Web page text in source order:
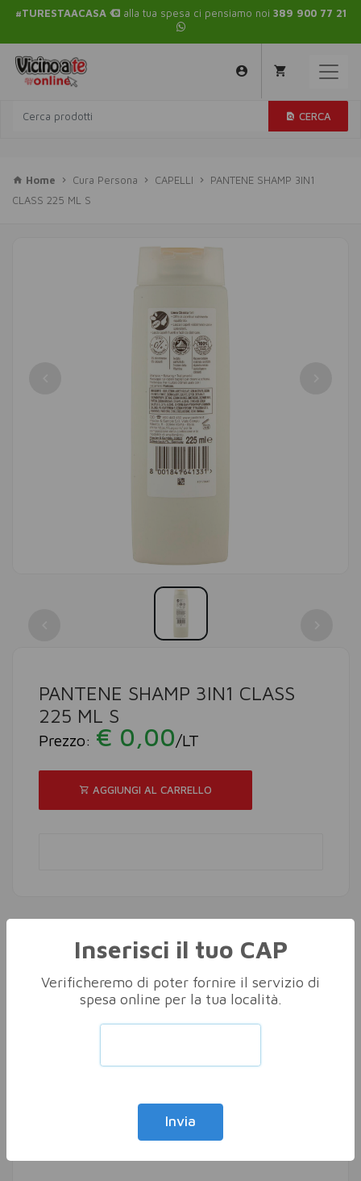
#TURESTAACASA alla tua spesa ci pensiamo noi 389 900 77 21
CERCA
Home Cura Persona CAPELLI
PANTENE SHAMP 3IN1
CLASS 225 ML S
PANTENE SHAMP 3IN1 CLASS
225 ML S
Prezzo: € 0,00/LT
AGGIUNGI AL CARRELLO
Inserisci il tuo CAP
Verificheremo di poter fornire il servizio di
spesa online per la tua località.
Invia